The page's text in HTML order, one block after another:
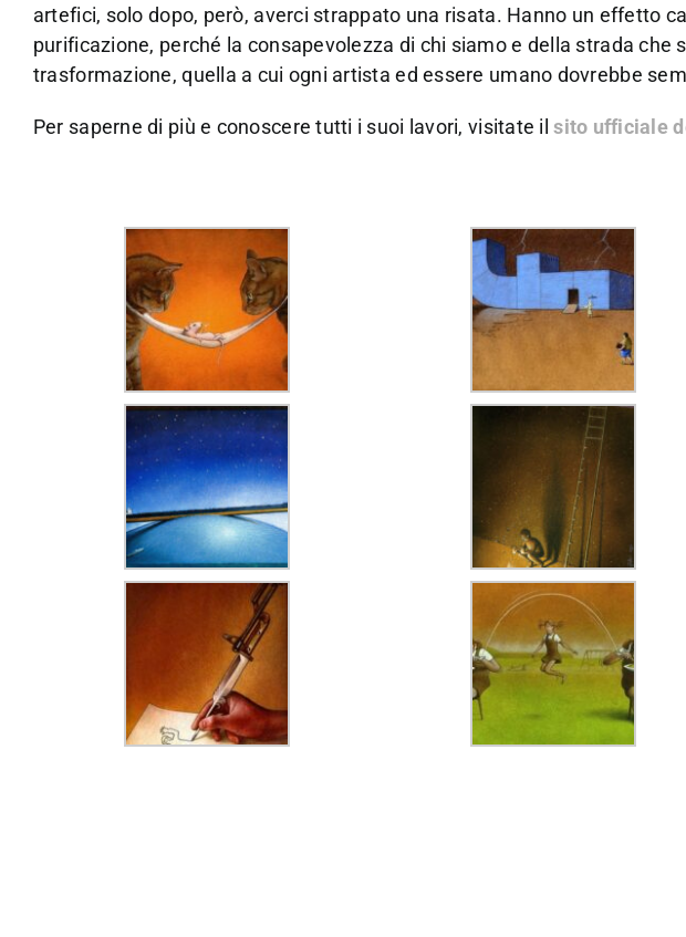
artefici, solo dopo, però, averci strappato una risata. Hanno un effetto
purificazione, perché la consapevolezza di chi siamo e della strada che
trasformazione, quella a cui ogni artista ed essere umano dovrebbe
Per saperne di più e conoscere tutti i suoi lavori, visitate ilsito ufficiale